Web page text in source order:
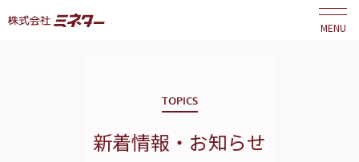
MENU
TOPICS
新着情報・お知らせ